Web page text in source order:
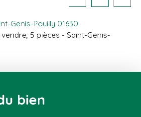
Genis-Pouilly 01630
5 pièces - Saint-Genis-
bien